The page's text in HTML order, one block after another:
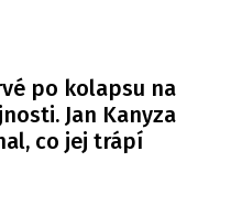
po kolapsu na
Jan Kanyza
co jej trápí